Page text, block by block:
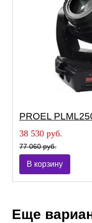
PROEL
38 530 руб.
77 060 руб.
В корзину
Еще